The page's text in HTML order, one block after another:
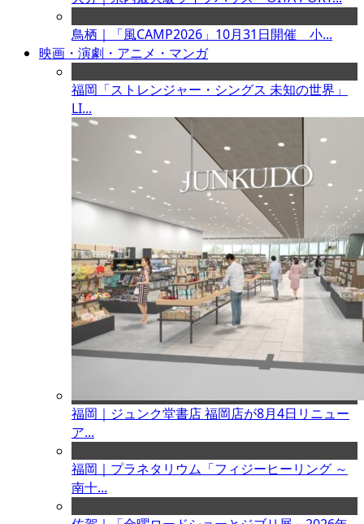
鳥栖｜「風CAMP2026」10月31日開催 小...
映画・演劇・アニメ・マンガ
福岡「ストレンジャー・シングス 未知の世界」
LI...
福岡｜ジュンク堂書店 福岡店が8月4日リニュー
ア...
福岡｜プラネタリウム「フィジーヒーリング ～
南十...